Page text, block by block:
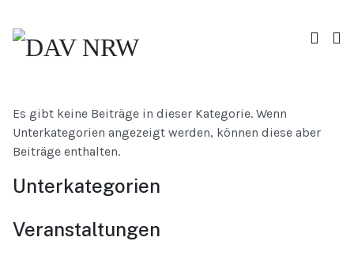
Es gibt keine Beiträge in dieser Kategorie. Wenn
Unterkategorien angezeigt werden, können diese aber
Beiträge enthalten.
Unterkategorien
Veranstaltungen